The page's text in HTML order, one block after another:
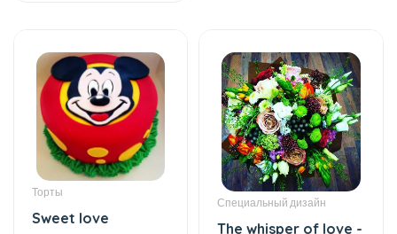
Торты
Sweet love
177 AZN
Специальный дизайн
The whisper of love -
Special design
89 AZN